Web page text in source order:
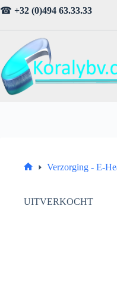
Ga
naar
☎ +32 (0)494 63.33.33
Verzorging - E-
UITVERKOCHT